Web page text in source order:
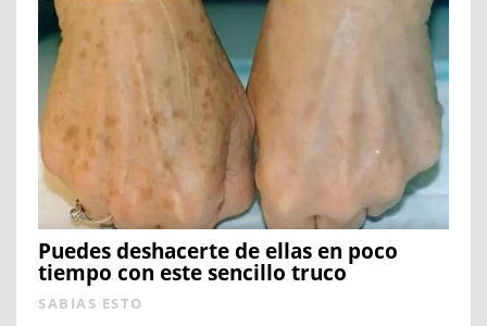
Puedes deshacerte de ellas en poco
tiempo con este sencillo truco
SABIAS ESTO